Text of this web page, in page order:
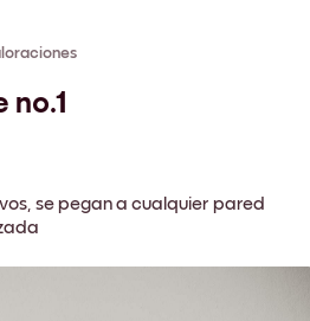
no.1
se pegan a cualquier pared